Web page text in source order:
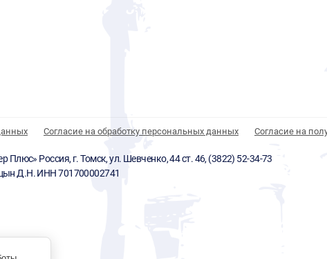
Согласие на обработку персональных данных Согласие на
Плюс» Россия, г. Томск, ул. Шевченко, 44 ст. 46, (3822) 52-34-73
Д.Н. ИНН 701700002741